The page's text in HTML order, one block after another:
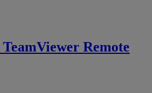
TeamViewer Remote